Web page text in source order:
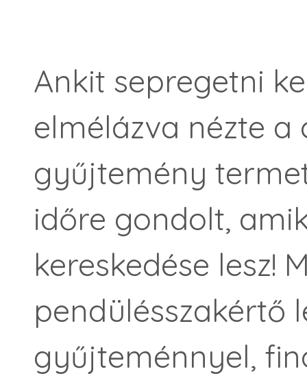
Ankit sepregetni
elmélázva nézte a
gyűjtemény
időre gondolt,
kereskedése lesz!
pendülésszakértő
gyűjteménnyel,